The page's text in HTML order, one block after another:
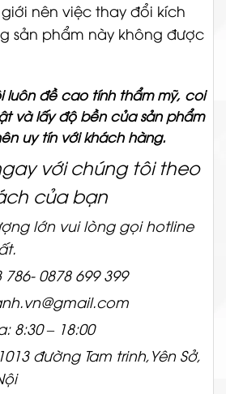
nên việc thay đổi kích
sản phẩm này không được
luôn đề cao tính thẩm mỹ, coi
và lấy độ bền của sản phẩm
uy tín với khách hàng.
với chúng tôi theo
của bạn
lớn vui lòng gọi hotline
0878 699 399
8:30 – 18:00
đường Tam trinh,Yên Sở,